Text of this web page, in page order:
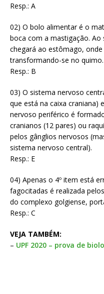
Resp.: A
02) O bolo alimentar é o
boca com a mastigação.
chegará ao estômago,
transformando-se no quimo.
Resp.: B
03) O sistema nervoso
que está na caixa craniana)
nervoso periférico é
cranianos (12 pares) ou
pelos gânglios nervosos
sistema nervoso central).
Resp.: E
04) Apenas o 4º item está
fagocitadas é realizada
do complexo golgiense,
Resp.: C
VEJA TAMBÉM:
– UPF 2020 – prova de